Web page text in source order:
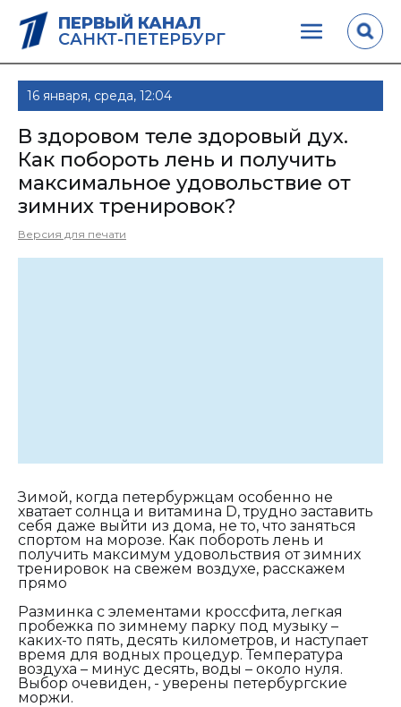
ПЕРВЫЙ КАНАЛ
САНКТ-ПЕТЕРБУРГ
16 января, среда, 12:04
В здоровом теле здоровый дух.
Как побороть лень и получить
максимальное удовольствие от
зимних тренировок?
Версия для печати
Зимой, когда петербуржцам особенно не
хватает солнца и витамина D, трудно заставить
себя даже выйти из дома, не то, что заняться
спортом на морозе. Как побороть лень и
получить максимум удовольствия от зимних
тренировок на свежем воздухе, расскажем
прямо
Разминка с элементами кроссфита, легкая
пробежка по зимнему парку под музыку –
каких-то пять, десять километров, и наступает
время для водных процедур. Температура
воздуха – минус десять, воды – около нуля.
Выбор очевиден, - уверены петербургские
моржи.